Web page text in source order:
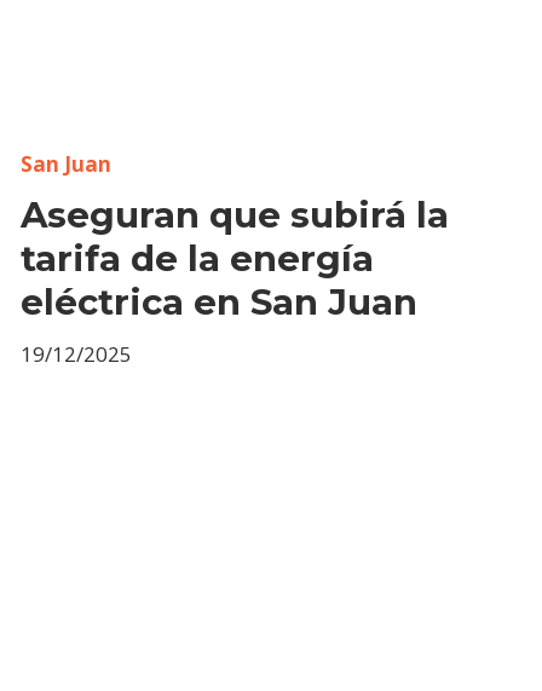
Aseguran que subirá la
tarifa de la energía
eléctrica en San Juan
San Juan
19/12/2025